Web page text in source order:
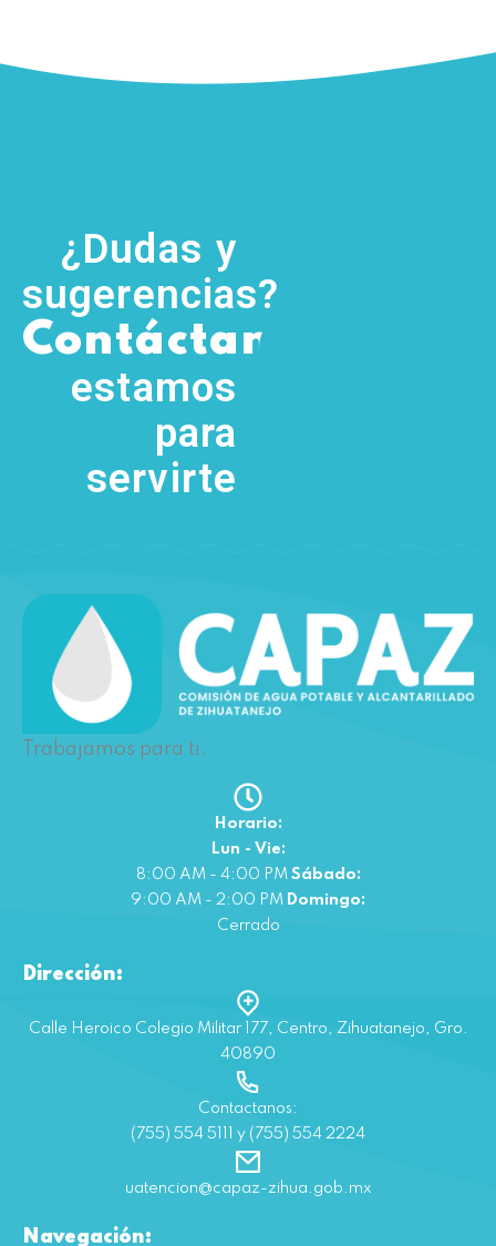
¿Dudas y
sugerencias?
Contáctanos
estamos
para
servirte
Trabajamos para ti.
Horario:
Lun - Vie:
8:00 AM - 4:00 PM Sábado:
9:00 AM - 2:00 PM Domingo:
Cerrado
Dirección:
Calle Heroico Colegio Militar 177, Centro, Zihuatanejo, Gro.
40890
Contactanos:
(755) 554 5111 y (755) 554 2224
uatencion@capaz-zihua.gob.mx
Navegación: